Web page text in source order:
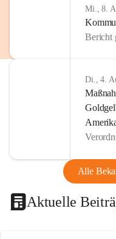
Mi., 8.
Bericht
Di., 4.
Alle
Aktuelle